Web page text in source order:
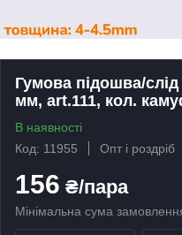
Гумова підошва/
мм, art.111, кол.
В наявності
Код: 11955
Опт і роздріб
156 ₴/пара
Мінімальна сума